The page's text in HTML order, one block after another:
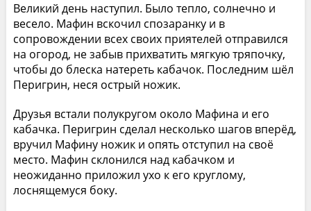
Великий день наступил. Было тепло, солнечно и
весело. Мафин вскочил спозаранку и в
сопровождении всех своих приятелей отправился
на огород, не забыв прихватить мягкую тряпочку,
чтобы до блеска натереть кабачок. Последним шёл
Перигрин, неся острый ножик.
Друзья встали полукругом около Мафина и его
кабачка. Перигрин сделал несколько шагов вперёд,
вручил Мафину ножик и опять отступил на своё
место. Мафин склонился над кабачком и
неожиданно приложил ухо к его круглому,
лоснящемуся боку.